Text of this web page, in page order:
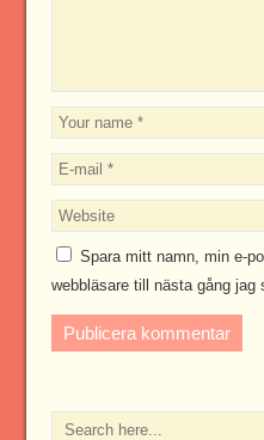
Spara mitt namn, min e-
webbläsare till nästa gång jag